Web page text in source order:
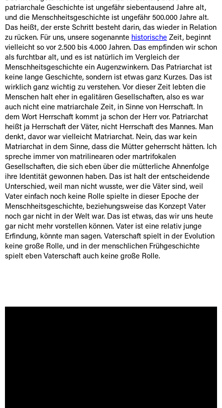
patriarchale Geschichte ist ungefähr siebentausend Jahre alt,
und die Menschheitsgeschichte ist ungefähr 500.000 Jahre alt.
Das heißt, der erste Schritt besteht darin, das wieder in Relation
zu rücken. Für uns, unsere sogenannte historische Zeit, beginnt
vielleicht so vor 2.500 bis 4.000 Jahren. Das empfinden wir schon
als furchtbar alt, und es ist natürlich im Vergleich der
Menschheitsgeschichte ein Augenzwinkern. Das Patriarchat ist
keine lange Geschichte, sondern ist etwas ganz Kurzes. Das ist
wirklich ganz wichtig zu verstehen. Vor dieser Zeit lebten die
Menschen halt eher in egalitären Gesellschaften, also es war
auch nicht eine matriarchale Zeit, in Sinne von Herrschaft. In
dem Wort Herrschaft kommt ja schon der Herr vor. Patriarchat
heißt ja Herrschaft der Väter, nicht Herrschaft des Mannes. Man
denkt, davor war vielleicht Matriarchat. Nein, das war kein
Matriarchat in dem Sinne, dass die Mütter geherrscht hätten. Ich
spreche immer von matrilinearen oder martrifokalen
Gesellschaften, die sich eben über die mütterliche Ahnenfolge
ihre Identität gewonnen haben. Das ist halt der entscheidende
Unterschied, weil man nicht wusste, wer die Väter sind, weil
Vater einfach noch keine Rolle spielte in dieser Epoche der
Menschheitsgeschichte, beziehungsweise das Konzept Vater
noch gar nicht in der Welt war. Das ist etwas, das wir uns heute
gar nicht mehr vorstellen können. Vater ist eine relativ junge
Erfindung, könnte man sagen. Vaterschaft spielt in der Evolution
keine große Rolle, und in der menschlichen Frühgeschichte
spielt eben Vaterschaft auch keine große Rolle.